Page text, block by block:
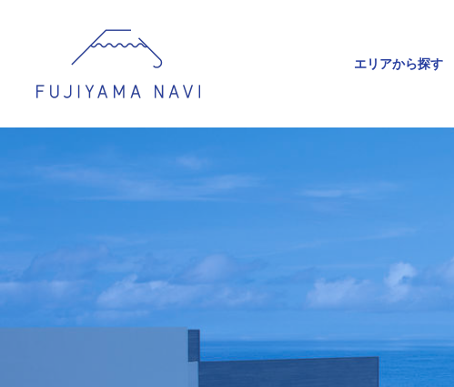
エリアから探す